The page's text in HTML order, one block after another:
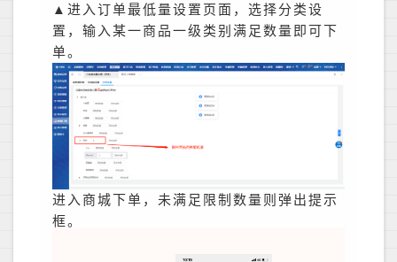
▲进入订单最低量设置页面，选择分类设
置，输入某一商品一级类别满足数量即可下
单。
进入商城下单，未满足限制数量则弹出提示
框。